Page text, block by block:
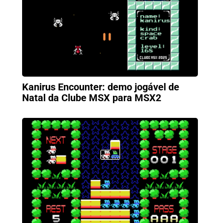
Kanirus Encounter: demo jogável de
Natal da Clube MSX para MSX2